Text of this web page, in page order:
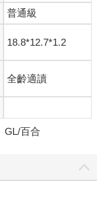
普通級
18.8*12.7*1.2
全齡適讀
GL/百合